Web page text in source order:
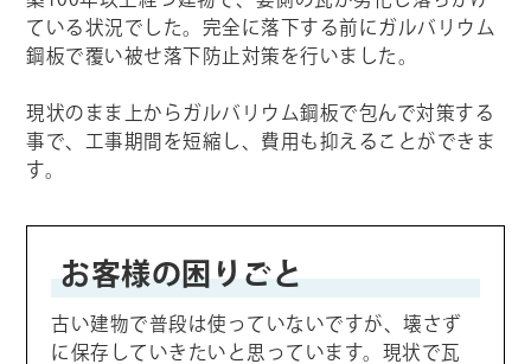
ている状況でした。完全に落下する前にガルバリウム
鋼板で覆い被せ落下防止対策を行いました。
現状のまま上からガルバリウム鋼板で包んで対策する
事で、工事期間を短縮し、費用も抑えることができま
す。
お客様の困りごと
古い建物で普段は使っていないですが、壊さず
に保存していきたいと思っています。現状で瓦